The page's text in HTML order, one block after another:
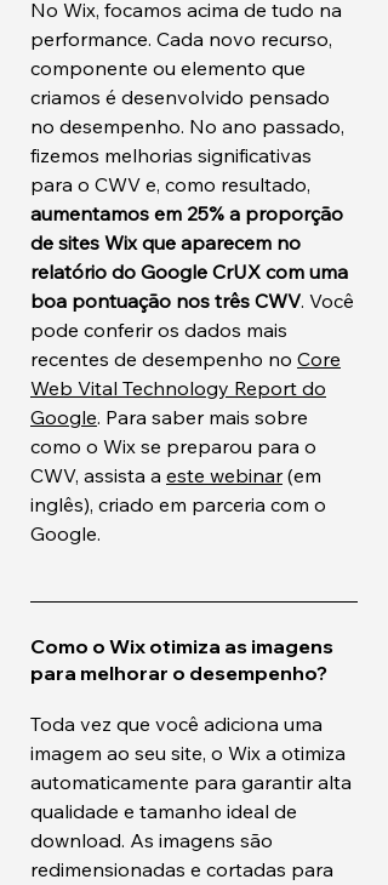
No Wix, focamos acima de tudo na
performance. Cada novo recurso,
componente ou elemento que
criamos é desenvolvido pensado
no desempenho. No ano passado,
fizemos melhorias significativas
para o CWV e, como resultado,
aumentamos em 25% a proporção
de sites Wix que aparecem no
relatório do Google CrUX com uma
boa pontuação nos três CWV. Você
pode conferir os dados mais
recentes de desempenho no Core
Web Vital Technology Report do
Google. Para saber mais sobre
como o Wix se preparou para o
CWV, assista a este webinar (em
inglês), criado em parceria com o
Google.
Como o Wix otimiza as imagens
para melhorar o desempenho?
Toda vez que você adiciona uma
imagem ao seu site, o Wix a otimiza
automaticamente para garantir alta
qualidade e tamanho ideal de
download. As imagens são
redimensionadas e cortadas para